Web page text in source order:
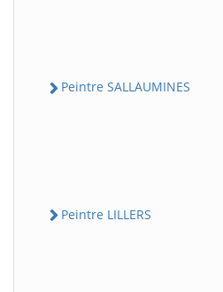
Peintre SALLAUMINES
Peintre LILLERS